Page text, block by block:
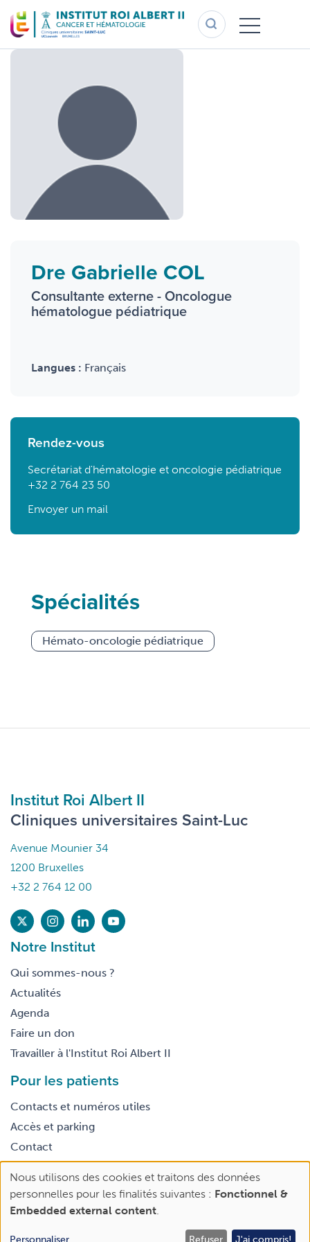
au
contenu
principal
Dre Gabrielle COL
Consultante externe - Oncologue
hématologue pédiatrique
Langues : Français
Spécialités
Hémato-oncologie pédiatrique
Rendez-vous
Secrétariat d'hématologie et oncologie pédiatrique
+32 2 764 23 50
Envoyer un mail
Institut Roi Albert II
Cliniques universitaires Saint-Luc
Avenue Mounier 34
1200 Bruxelles
+32 2 764 12 00
Notre Institut
Qui sommes-nous ?
Actualités
Agenda
Faire un don
Travailler à l'Institut Roi Albert II
Pour les patients
Contacts et numéros utiles
Accès et parking
Contact
Footer
legal
Conditions générales d’utilisation
Use
of
personal
data
Nous utilisons des cookies et traitons des données
personnelles pour les finalités suivantes : Fonctionnel &
Embedded external content.